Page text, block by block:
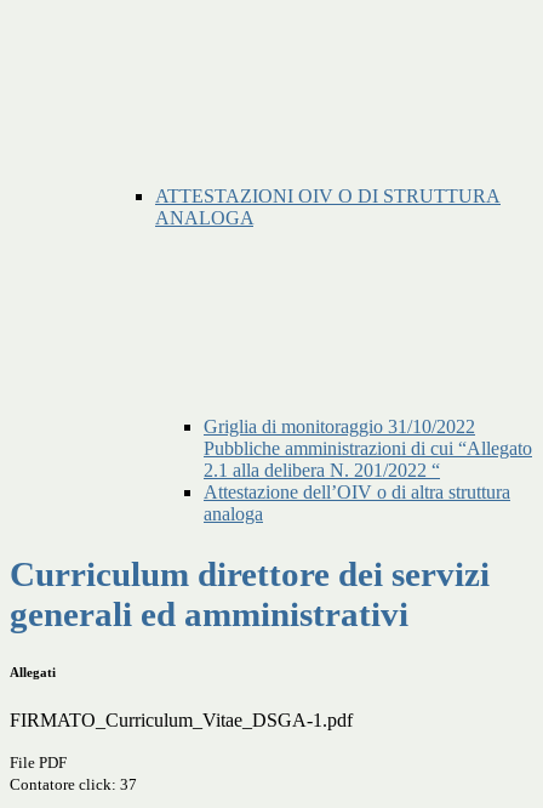
ATTESTAZIONI OIV O DI STRUTTURA
ANALOGA
Griglia di monitoraggio 31/10/2022
Pubbliche amministrazioni di cui “Allegato
2.1 alla delibera N. 201/2022 “
Attestazione dell’OIV o di altra struttura
analoga
Curriculum direttore dei servizi
generali ed amministrativi
Allegati
FIRMATO_Curriculum_Vitae_DSGA-1.pdf
File PDF
Contatore click: 37